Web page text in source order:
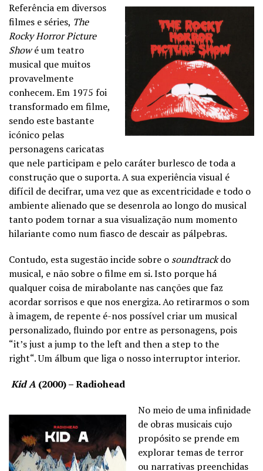
Referência em diversos
filmes e séries, The
Rocky Horror Picture
Showé um teatro
musical que muitos
provavelmente
conhecem. Em 1975 foi
transformado em filme,
sendo este bastante
icónico pelas
personagens caricatas
que nele participam e pelo caráter burlesco de toda a
construção que o suporta. A sua experiência visual é
difícil de decifrar, uma vez que as excentricidade e todo o
ambiente alienado que se desenrola ao longo do musical
tanto podem tornar a sua visualização num momento
hilariante como num fiasco de descair as pálpebras.
Contudo, esta sugestão incide sobre o soundtrackdo
musical, e não sobre o filme em si. Isto porque há
qualquer coisa de mirabolante nas canções que faz
acordar sorrisos e que nos energiza. Ao retirarmos o som
à imagem, de repente é-nos possível criar um musical
personalizado, fluindo por entre as personagens, pois
“it’s just a jump to the left and then a step to the
right“.Um álbum que liga o nosso interruptor interior.
Kid A (2000) – Radiohead
No meio de uma infinidade
de obras musicais cujo
propósito se prende em
explorar temas de terror
ou narrativas preenchidas